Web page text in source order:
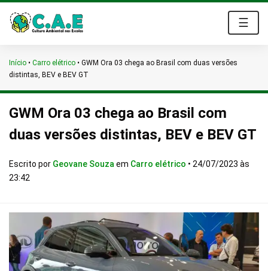
☰
Início • Carro elétrico • GWM Ora 03 chega ao Brasil com duas versões
distintas, BEV e BEV GT
GWM Ora 03 chega ao Brasil com
duas versões distintas, BEV e BEV GT
Escrito por Geovane Souza em Carro elétrico • 24/07/2023 às
23:42